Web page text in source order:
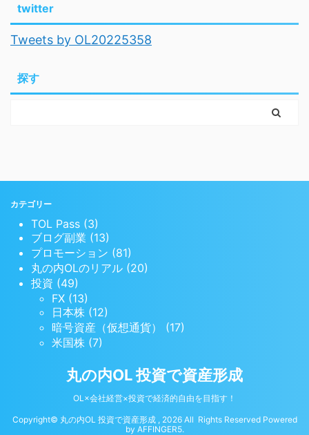
twitter
Tweets by OL20225358
探す
カテゴリー
TOL Pass (3)
ブログ副業 (13)
プロモーション (81)
丸の内OLのリアル (20)
投資 (49)
FX (13)
日本株 (12)
暗号資産（仮想通貨） (17)
米国株 (7)
丸の内OL 投資で資産形成
OL×会社経営×投資で経済的自由を目指す！
Copyright© 丸の内OL 投資で資産形成 , 2026 All Rights Reserved Powered
by AFFINGER5.